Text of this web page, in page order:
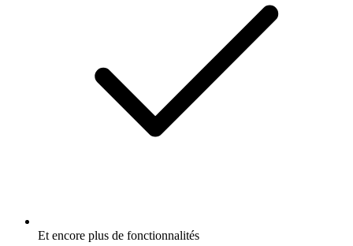
Et encore plus de fonctionnalités